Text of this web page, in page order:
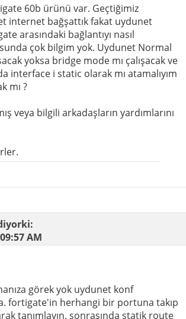
60b ürünü var. Geçtiğimiz
internet bağşattık fakat uydunet
arasındaki bağlantıyı nasıl
çok bilgim yok. Uydunet Normal
yoksa bridge mode mı çalışacak ve
interface i static olarak mı atamalıyım
mı ?
veya bilgili arkadaşların yardımlarını
09:57 AM
görek yok uydunet konf
fortigate'in herhangi bir portuna takıp
tanımlayın. sonrasında statik route